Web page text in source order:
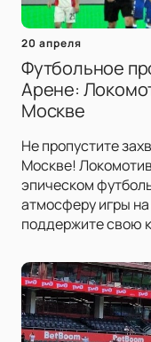
20 апреля
Футбольное
Арене:
Москве
Не пропустите
Москве!
эпическом
атмосферу игры
поддержите свою